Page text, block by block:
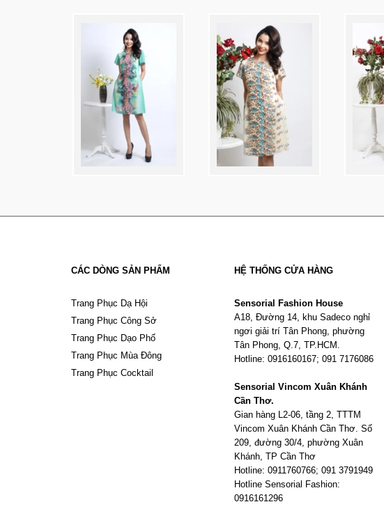
CÁC DÒNG SẢN PHẨM
Trang Phục Dạ Hội
Trang Phục Công Sở
Trang Phục Dạo Phố
Trang Phục Mùa Đông
Trang Phục Cocktail
HỆ THỐNG CỬA HÀNG
Sensorial Fashion House
A18, Đường 14, khu Sadeco nghỉ
ngơi giải trí Tân Phong, phường
Tân Phong, Q.7, TP.HCM.
Hotline: 0916160167; 091 7176086
Sensorial Vincom Xuân Khánh
Cần Thơ.
Gian hàng L2-06, tầng 2, TTTM
Vincom Xuân Khánh Cần Thơ. Số
209, đường 30/4, phường Xuân
Khánh, TP Cần Thơ
Hotline: 0911760766; 091 3791949
Hotline Sensorial Fashion:
0916161296